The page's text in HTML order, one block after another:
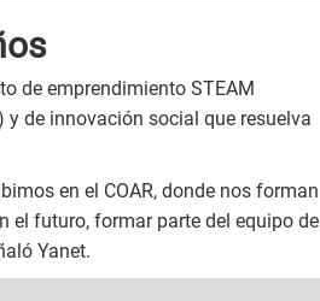
de emprendimiento STEAM
de innovación social que resuelva
en el COAR, donde nos forman
el futuro, formar parte del equipo de
Yanet.